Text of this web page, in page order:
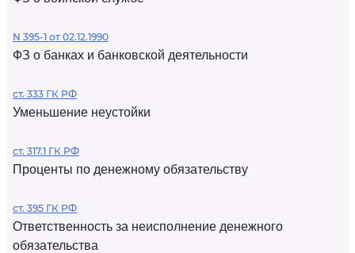
N 395-1 от 02.12.1990
ФЗ о банках и банковской деятельности
ст. 333 ГК РФ
Уменьшение неустойки
ст. 317.1 ГК РФ
Проценты по денежному обязательству
ст. 395 ГК РФ
Ответственность за неисполнение денежного
обязательства